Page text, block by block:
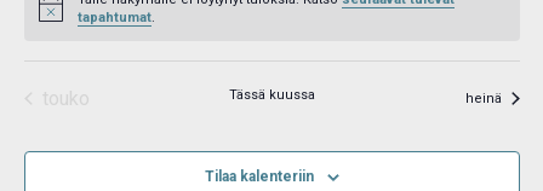
Noticetapahtumat.
touko Tässä kuussa heinä
Tilaa kalenteriin